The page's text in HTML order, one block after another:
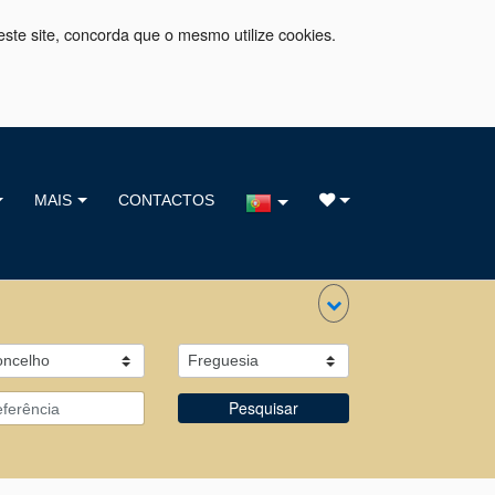
site, concorda que o mesmo utilize cookies.
MAIS CONTACTOS
Pesquisar